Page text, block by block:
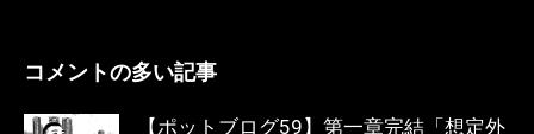
コメントの多い記事
【ポットブログ59】第一章完結「想定外